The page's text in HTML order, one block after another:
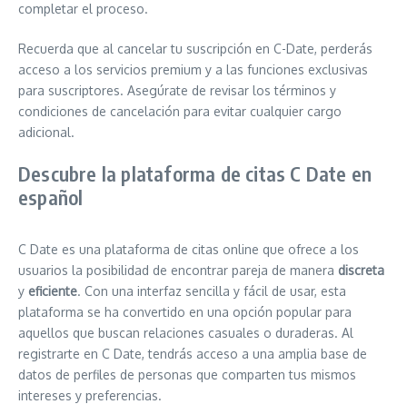
completar el proceso.
Recuerda que al cancelar tu suscripción en C-Date, perderás
acceso a los servicios premium y a las funciones exclusivas
para suscriptores. Asegúrate de revisar los términos y
condiciones de cancelación para evitar cualquier cargo
adicional.
Descubre la plataforma de citas C Date en
español
C Date es una plataforma de citas online que ofrece a los
usuarios la posibilidad de encontrar pareja de manera discreta
y eficiente. Con una interfaz sencilla y fácil de usar, esta
plataforma se ha convertido en una opción popular para
aquellos que buscan relaciones casuales o duraderas. Al
registrarte en C Date, tendrás acceso a una amplia base de
datos de perfiles de personas que comparten tus mismos
intereses y preferencias.